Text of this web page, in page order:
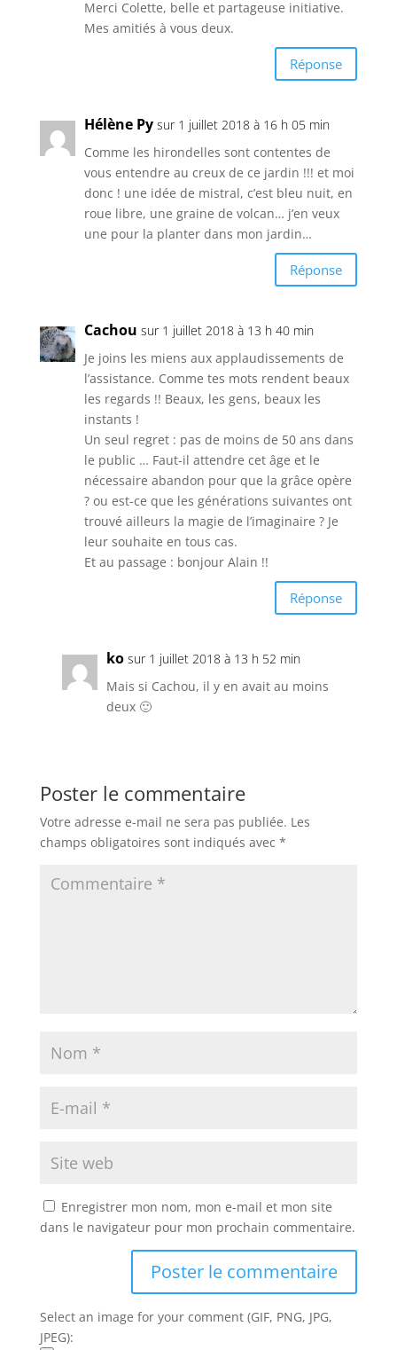
Merci Colette, belle et partageuse initiative.
Mes amitiés à vous deux.
Réponse
Hélène Py sur 1 juillet 2018 à 16 h 05 min
Comme les hirondelles sont contentes de
vous entendre au creux de ce jardin !!! et moi
donc ! une idée de mistral, c’est bleu nuit, en
roue libre, une graine de volcan… j’en veux
une pour la planter dans mon jardin…
Réponse
Cachou sur 1 juillet 2018 à 13 h 40 min
Je joins les miens aux applaudissements de
l’assistance. Comme tes mots rendent beaux
les regards !! Beaux, les gens, beaux les
instants !
Un seul regret : pas de moins de 50 ans dans
le public … Faut-il attendre cet âge et le
nécessaire abandon pour que la grâce opère
? ou est-ce que les générations suivantes ont
trouvé ailleurs la magie de l’imaginaire ? Je
leur souhaite en tous cas.
Et au passage : bonjour Alain !!
Réponse
ko sur 1 juillet 2018 à 13 h 52 min
Mais si Cachou, il y en avait au moins
deux 🙂
Poster le commentaire
Votre adresse e-mail ne sera pas publiée. Les
champs obligatoires sont indiqués avec *
Enregistrer mon nom, mon e-mail et mon site
dans le navigateur pour mon prochain commentaire.
Select an image for your comment (GIF, PNG, JPG,
JPEG):